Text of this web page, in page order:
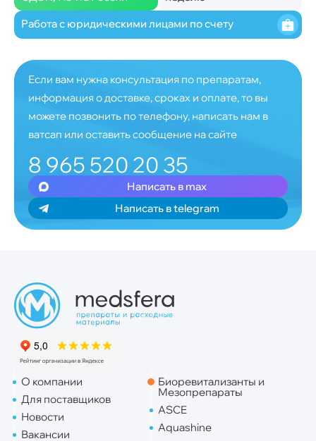
Работа с юридическими лицами по счету
Если вам нужна консультация по препаратам,
информация о доставке, сроках и оплате, то вы
можете позвонить по телефону, написать нам в
ватсап или оставить сообщение на сайте
8 965 520 20 35
Написать в max
Написать в telegram
О компании
Для поставщиков
Новости
Вакансии
Биоревитализанты и
Мезопрепараты
ASCE
Aquashine